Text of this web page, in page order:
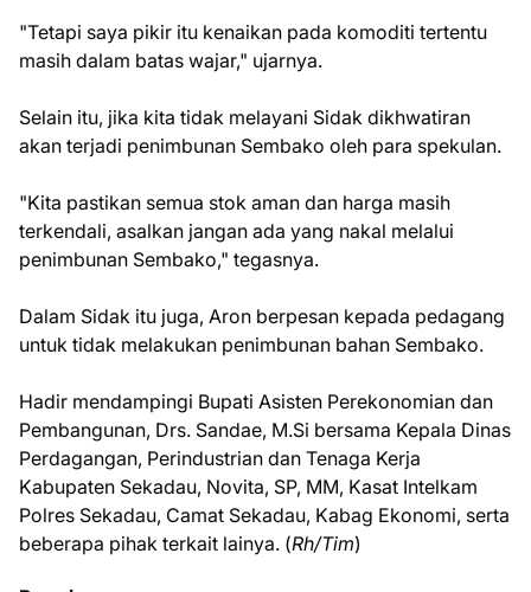
"Tetapi saya pikir itu kenaikan pada komoditi tertentu
masih dalam batas wajar," ujarnya.
Selain itu, jika kita tidak melayani Sidak dikhwatiran
akan terjadi penimbunan Sembako oleh para spekulan.
"Kita pastikan semua stok aman dan harga masih
terkendali, asalkan jangan ada yang nakal melalui
penimbunan Sembako," tegasnya.
Dalam Sidak itu juga, Aron berpesan kepada pedagang
untuk tidak melakukan penimbunan bahan Sembako.
Hadir mendampingi Bupati Asisten Perekonomian dan
Pembangunan, Drs. Sandae, M.Si bersama Kepala Dinas
Perdagangan, Perindustrian dan Tenaga Kerja
Kabupaten Sekadau, Novita, SP, MM, Kasat Intelkam
Polres Sekadau, Camat Sekadau, Kabag Ekonomi, serta
beberapa pihak terkait lainya. (Rh/Tim)